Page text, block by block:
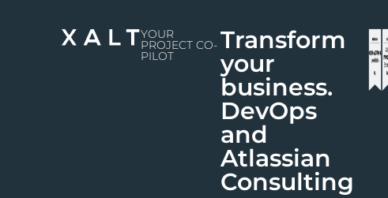
YOUR
PROJECT CO-
PILOT
Transform
your
business.
DevOps
and
Atlassian
Consulting